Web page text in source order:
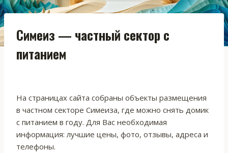
Симеиз — частный сектор с
питанием
На страницах сайта собраны объекты размещения
в частном секторе Симеиза, где можно снять домик
с питанием в году. Для Вас необходимая
информация: лучшие цены, фото, отзывы, адреса и
телефоны.